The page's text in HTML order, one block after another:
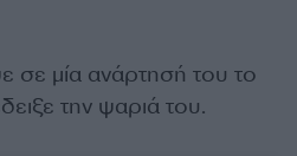
σε μία ανάρτησή του το
την ψαριά του.